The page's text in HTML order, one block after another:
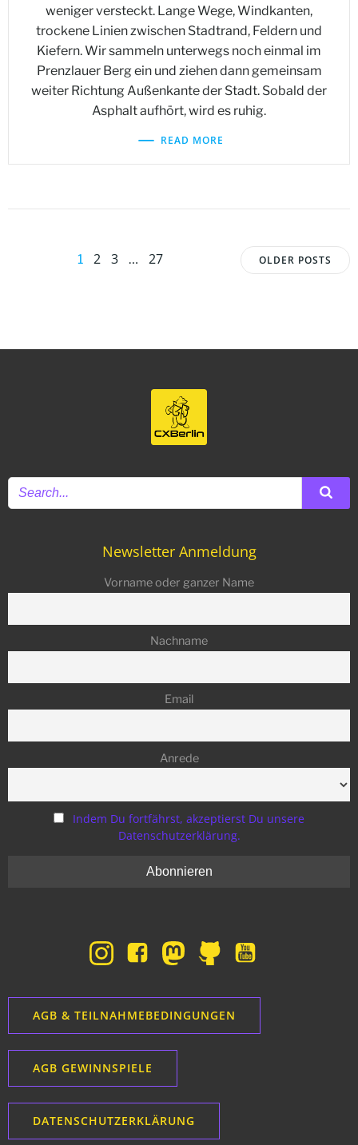
weniger versteckt. Lange Wege, Windkanten,
trockene Linien zwischen Stadtrand, Feldern und
Kiefern. Wir sammeln unterwegs noch einmal im
Prenzlauer Berg ein und ziehen dann gemeinsam
weiter Richtung Außenkante der Stadt. Sobald der
Asphalt aufhört, wird es ruhig.
READ MORE
Posts
Page
1 Page
2 Page
3 … Page
27
Posts
OLDER POSTS
Newsletter Anmeldung
Vorname oder ganzer Name
Nachname
Email
Anrede
Indem Du fortfährst, akzeptierst Du unsere
Datenschutzerklärung.
AGB & TEILNAHMEBEDINGUNGEN
AGB GEWINNSPIELE
DATENSCHUTZERKLÄRUNG